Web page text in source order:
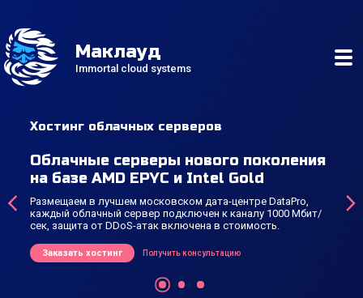
Маклауд
Immortal cloud systems
Выделенные серверы
Хостинг облачных серверов
Облачные серверы нового поколения
на базе AMD EPYC и Intel Gold
Размещаем в лучшем московском дата-центре DataPro,
каждый облачный сервер подключен к каналу 1000 Мбит/
сек, защита от DDoS-атак включена в стоимость.
Заказать хостинг Получить консультацию
Мы
‹ ›